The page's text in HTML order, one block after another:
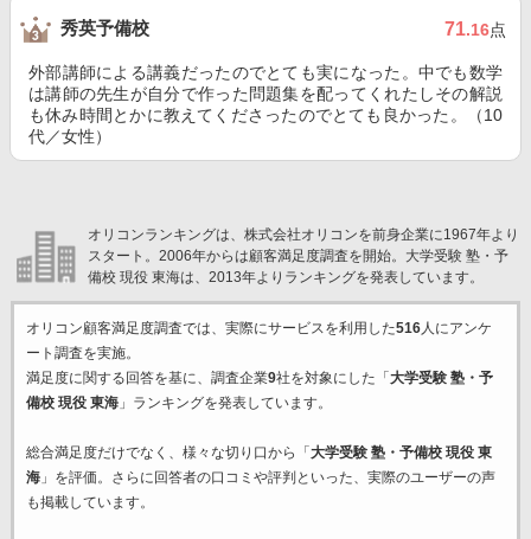
秀英予備校 71.16点
外部講師による講義だったのでとても実になった。中でも数学
は講師の先生が自分で作った問題集を配ってくれたしその解説
も休み時間とかに教えてくださったのでとても良かった。（10
代／女性）
オリコンランキングは、株式会社オリコンを前身企業に1967年より
スタート。2006年からは顧客満足度調査を開始。大学受験 塾・予
備校 現役 東海は、2013年よりランキングを発表しています。
オリコン顧客満足度調査では、実際にサービスを利用した516人にアンケ
ート調査を実施。
満足度に関する回答を基に、調査企業9社を対象にした「 大学受験 塾・予
備校 現役 東海」ランキングを発表しています。
総合満足度だけでなく、様々な切り口から「 大学受験 塾・予備校 現役 東
海」を評価。さらに回答者の口コミや評判といった、実際のユーザーの声
も掲載しています。